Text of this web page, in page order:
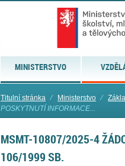
MINISTERSTVO
Titulní stránka ⁄ Ministerstvo ⁄
POSKYTNUTÍ INFORMACE...
MSMT-10807/2025-4
106/1999 SB.